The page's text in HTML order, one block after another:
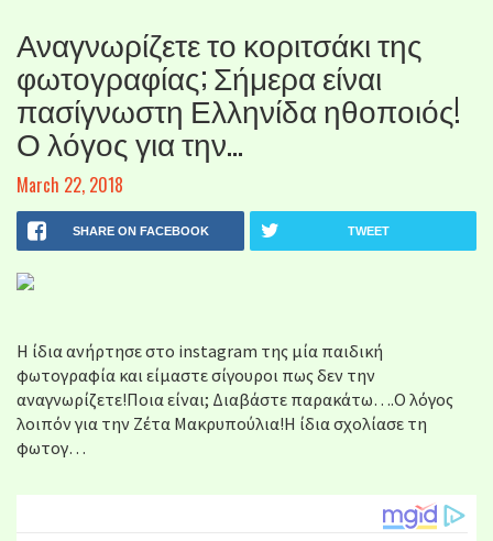
Αναγνωρίζετε το κοριτσάκι της
φωτογραφίας; Σήμερα είναι
πασίγνωστη Ελληνίδα ηθοποιός!
Ο λόγος για την…
March 22, 2018
SHARE ON FACEBOOK TWEET
Η ίδια ανήρτησε στο instagram της μία παιδική
φωτογραφία και είμαστε σίγουροι πως δεν την
αναγνωρίζετε!Ποια είναι; Διαβάστε παρακάτω….Ο λόγος
λοιπόν για την Ζέτα Μακρυπούλια!Η ίδια σχολίασε τη
φωτογ…